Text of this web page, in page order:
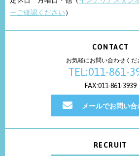
ーご確認ください）
CONTACT
お気軽にお問い合わせくだ
TEL:011-861-
FAX:011-861-3939
メールでお問い合
RECRUIT